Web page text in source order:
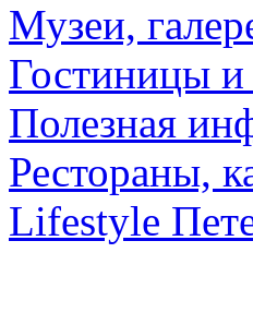
Музеи,
Гостиницы и
Полезная
Рестораны,
Lifestyle